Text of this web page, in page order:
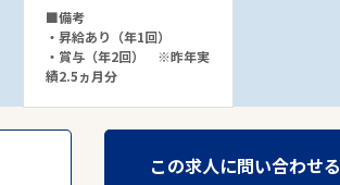
■備考
・昇給あり（年1回）
・賞与（年2回） ※昨年実
績2.5ヵ月分
この求人に問い合わせる